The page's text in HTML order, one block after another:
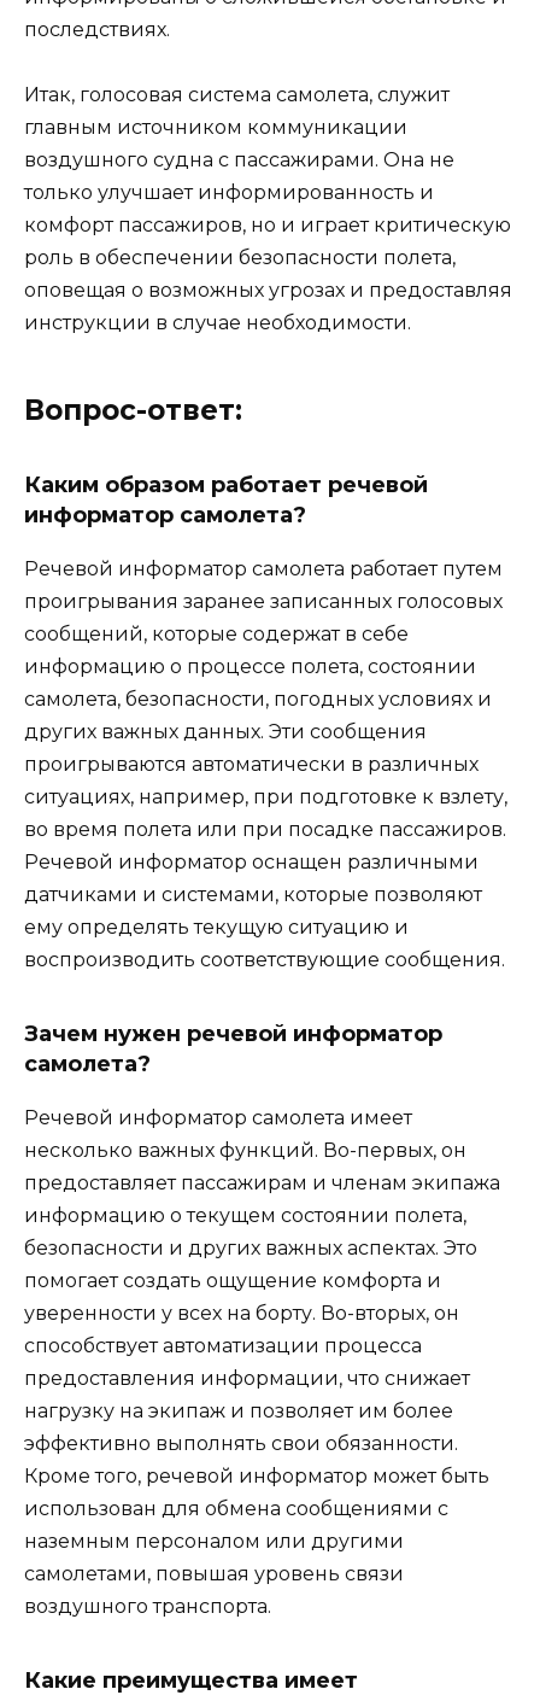
последствиях.
Итак, голосовая система самолета, служит
главным источником коммуникации
воздушного судна с пассажирами. Она не
только улучшает информированность и
комфорт пассажиров, но и играет критическую
роль в обеспечении безопасности полета,
оповещая о возможных угрозах и предоставляя
инструкции в случае необходимости.
Вопрос-ответ:
Каким образом работает речевой
информатор самолета?
Речевой информатор самолета работает путем
проигрывания заранее записанных голосовых
сообщений, которые содержат в себе
информацию о процессе полета, состоянии
самолета, безопасности, погодных условиях и
других важных данных. Эти сообщения
проигрываются автоматически в различных
ситуациях, например, при подготовке к взлету,
во время полета или при посадке пассажиров.
Речевой информатор оснащен различными
датчиками и системами, которые позволяют
ему определять текущую ситуацию и
воспроизводить соответствующие сообщения.
Зачем нужен речевой информатор
самолета?
Речевой информатор самолета имеет
несколько важных функций. Во-первых, он
предоставляет пассажирам и членам экипажа
информацию о текущем состоянии полета,
безопасности и других важных аспектах. Это
помогает создать ощущение комфорта и
уверенности у всех на борту. Во-вторых, он
способствует автоматизации процесса
предоставления информации, что снижает
нагрузку на экипаж и позволяет им более
эффективно выполнять свои обязанности.
Кроме того, речевой информатор может быть
использован для обмена сообщениями с
наземным персоналом или другими
самолетами, повышая уровень связи
воздушного транспорта.
Какие преимущества имеет